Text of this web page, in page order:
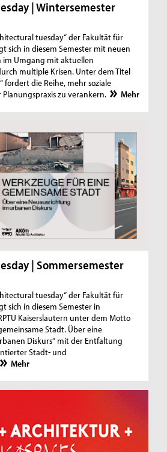
| Wintersemester
tuesday“ der Fakultät für
sich in diesem Semester mit neuen
im Umgang mit aktuellen
multiple Krisen. Unter dem Titel
fordert die Reihe, mehr soziale
zu verankern.
Mehr
| Sommersemester
tuesday“ der Fakultät für
sich in diesem Semester in
Kaiserslautern unter dem Motto
Stadt. Über eine
Diskurs“ mit der Entfaltung
Stadt- und
Mehr